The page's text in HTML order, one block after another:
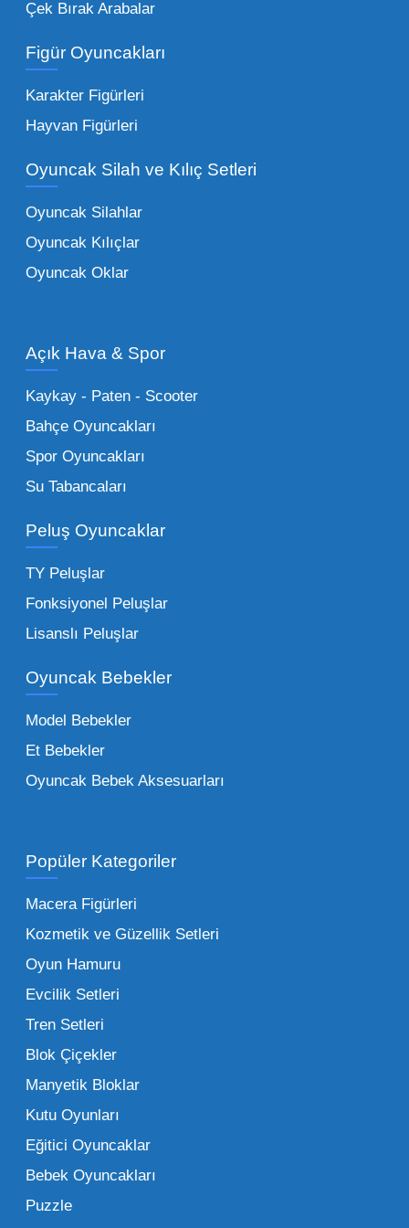
vazgeçilmezi olan yumuşak dokulu sevilen
seçeneklerimizi keşfederek koleksiyonunuza
en sevilen karakterleri ekleyebilirsiniz.
Eğitici Setler:
tarafından tercih edilentoptan eğitici
ebeveynlerin son yıllarda en çok satın aldığı
ürün grupları arasında yer almaktadır.
Oyuncak Araçlar:
stok imkanımızla sunulmaktadır.
Küçük Oyuncaklar:
sağlayan toptan küçük oyuncaklar, bakkallar,
Bu kategorideki küçük oyuncaklar toptan
alımlarda çok düşük maliyetlerle yüksek
adetli stok yapmanıza olanak tanır. Özellikle
sürpriz paketler ve figürler, çocukların
harçlıklarıyla kolayca alabildiği ürünlerdir.
Çocuk Oyuncakları Toptan Seçenekleri:
Bebeklik döneminden ergenliğe kadar geniş
toptan tedariği yaparken, piyasadaki en son
figürlerden geleneksel oyun setlerine kadar
her şeyi portföyümüzde bulabilirsiniz.
İşletmeler için toptan oyuncak satış ve alımı
şüphesiz ki birim maliyetin düşmesidir.
Oyuncak toptan kanalına geçildiğinde,
perakende satış fiyatı ile alış fiyatı arasındaki
makas açılır ve bu da ciddi kâr marjları elde
edilmesini sağlar. Toplu alımlarda uygulanan
dönemlerinde işletmenizin finansal olarak
rahatlamasına yardımcı olur.
Müşterileriniz bir ürünü sorduğunda "yok"
demek, marka sadakatini zedeler. Profesyonel
bir oyuncak toptan satış ortağı ile çalışmak,
Çek Bırak Arabalar
Figür Oyuncakları
Karakter Figürleri
Hayvan Figürleri
Oyuncak Silah ve Kılıç Setleri
Oyuncak Silahlar
Oyuncak Kılıçlar
Oyuncak Oklar
Açık Hava & Spor
Kaykay - Paten - Scooter
Bahçe Oyuncakları
Spor Oyuncakları
Su Tabancaları
Peluş Oyuncaklar
TY Peluşlar
Fonksiyonel Peluşlar
Lisanslı Peluşlar
Oyuncak Bebekler
Model Bebekler
Et Bebekler
Oyuncak Bebek Aksesuarları
Popüler Kategoriler
Macera Figürleri
Kozmetik ve Güzellik Setleri
Oyun Hamuru
Evcilik Setleri
Tren Setleri
Blok Çiçekler
Manyetik Bloklar
Kutu Oyunları
Eğitici Oyuncaklar
Bebek Oyuncakları
Puzzle